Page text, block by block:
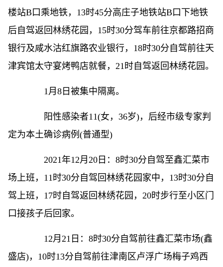
楼站B口乘地铁，13时45分高庄子地铁站B口下地铁
后自驾返回林绣花园，15时30分驾车前往京都路招商
银行及咸水沽红旗路农业银行，18时30分自驾前往天
津宾馆太守宴烤鸭店就餐，21时自驾返回林绣花园。
1月8日被集中隔离。
阳性感染者11(女，36岁)，后经市级专家判
定为本土确诊病例(普通型)
2021年12月20日：8时30分自驾至鑫汇菜市
场上班，11时30分自驾回林绣花园家中，13时30分自
驾上班，17时自驾返回林绣花园，20时步行至小区门
口接孩子后回家。
12月21日：8时30分自驾前往鑫汇菜市场(鑫
盛店)，10时13分自驾前往津南区卢浮广场梅子鸡西